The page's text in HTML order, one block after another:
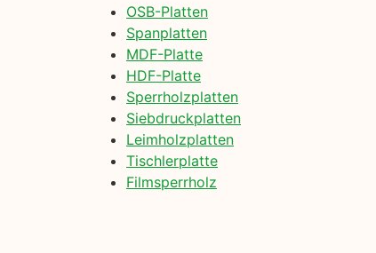
OSB-Platten
Spanplatten
MDF-Platte
HDF-Platte
Sperrholzplatten
Siebdruckplatten
Leimholzplatten
Tischlerplatte
Filmsperrholz